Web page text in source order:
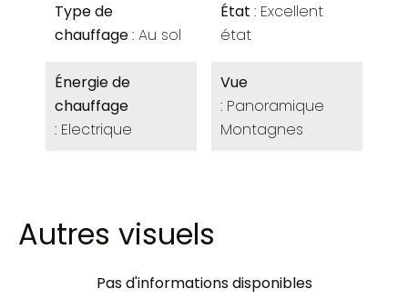
Type de
chauffage Au sol
Énergie de
chauffage
Electrique
État Excellent
état
Vue
Panoramique
Montagnes
Autres visuels
Pas d'informations disponibles